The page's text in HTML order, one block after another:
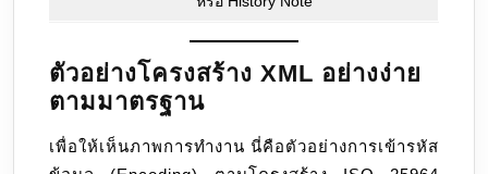
ตัวอย่างโครงสร้าง XML อย่างง่าย
ตามมาตรฐาน
เพื่อให้เห็นภาพการทำงาน นี่คือตัวอย่างการเข้ารหัส